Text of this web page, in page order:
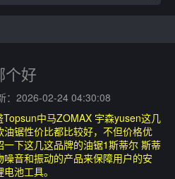
个好
：2026-02-24 04:30:08
中马ZOMAX 宇森yusen这几
锯性价比都比较好，不但价格优
下这几这品牌的油锯1斯蒂尔 斯蒂
音和振动的产品来保障用户的安
池工具。